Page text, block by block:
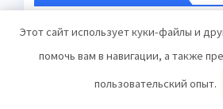
UNCATEGORISED
Этот сайт использует куки-файлы и
помочь вам в навигации, а также
пользовательский опыт.